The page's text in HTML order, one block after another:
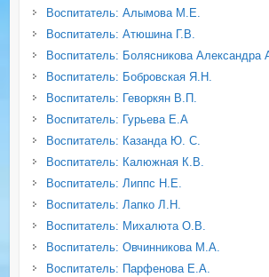
Воспитатель: Алымова М.Е.
Воспитатель: Атюшина Г.В.
Воспитатель: Болясникова Александра
Воспитатель: Бобровская Я.Н.
Воспитатель: Геворкян В.П.
Воспитатель: Гурьева Е.А
Воспитатель: Казанда Ю. С.
Воспитатель: Калюжная К.В.
Воспитатель: Липпс Н.Е.
Воспитатель: Лапко Л.Н.
Воспитатель: Михалюта О.В.
Воспитатель: Овчинникова М.А.
Воспитатель: Парфенова Е.А.